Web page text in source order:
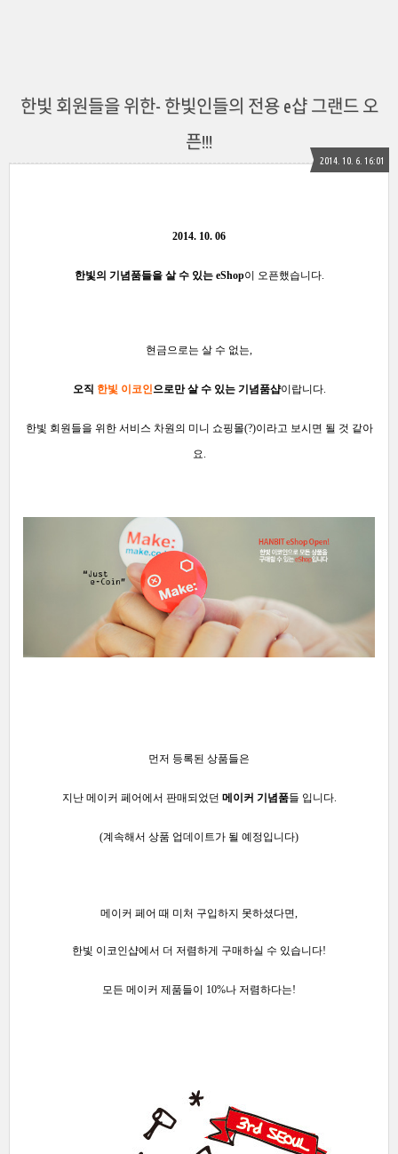
한빛 회원들을 위한- 한빛인들의 전용 e샵 그랜드 오
픈!!!
2014. 10. 6. 16:01
2014. 10. 06
한빛의 기념품들을 살 수 있는 eShop이 오픈했습니다.
현금으로는 살 수 없는,
오직 한빛 이코인으로만 살 수 있는 기념품샵이랍니다.
한빛 회원들을 위한 서비스 차원의 미니 쇼핑몰(?)이라고 보시면 될 것 같아
요.
먼저 등록된 상품들은
지난 메이커 페어에서 판매되었던 메이커 기념품들 입 니다.
(계속해서 상품 업데이트가 될 예정입니다)
메이커 페어 때 미처 구입하지 못하셨다면,
한빛 이코인샵에서 더 저렴하게 구매하실 수 있습니다!
모든 메이커 제품들이 10%나 저렴하다는!